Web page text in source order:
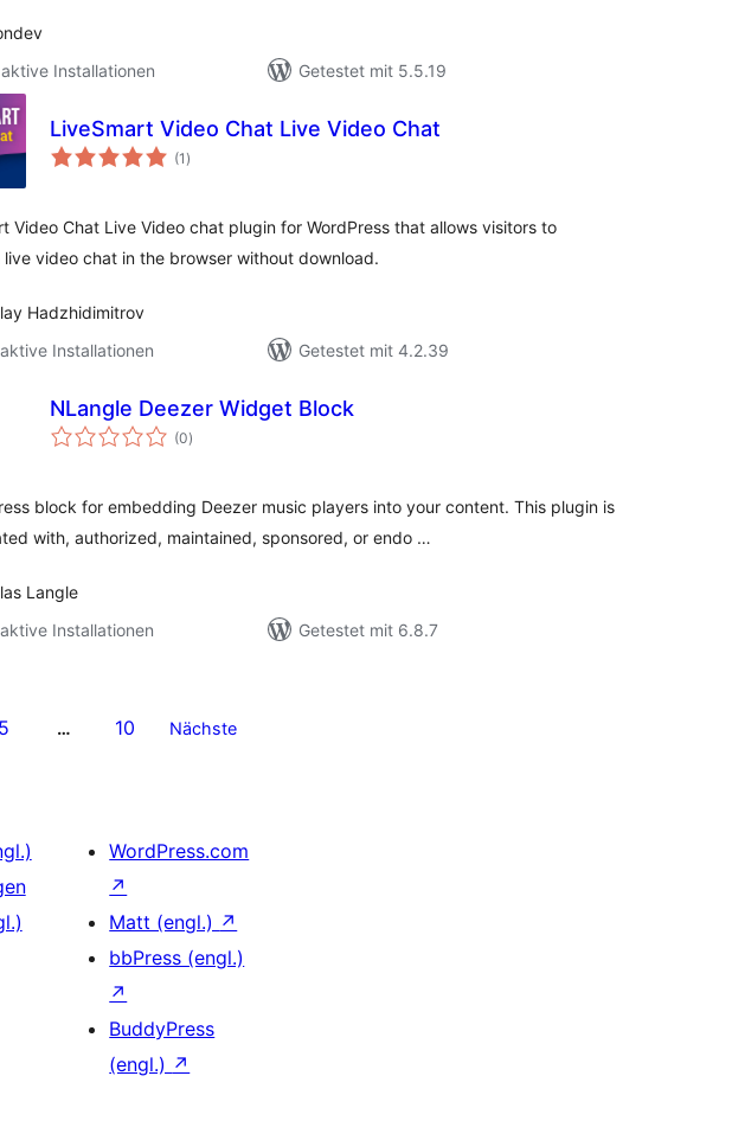
Installationen
Getestet mit 5.5.19
LiveSmart Video Chat Live Video Chat
(1 Bewertungen
insgesamt
)
Video Chat Live Video chat plugin for WordPress that allows visitors to
live video chat in the browser without download.
Hadzhidimitrov
Installationen
Getestet mit 4.2.39
NLangle Deezer Widget Block
(0Bewertungen
insgesamt
)
block for embedding Deezer music players into your content. This plugin is
with, authorized, maintained, sponsored, or endo …
Langle
Installationen
Getestet mit 6.8.7
5 … 10 Nächste
WordPress.com
↗
Matt (engl.) ↗
bbPress (engl.)
↗
BuddyPress
(engl.) ↗